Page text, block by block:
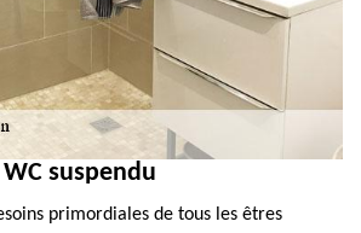
suspendu
primordiales de tous les êtres